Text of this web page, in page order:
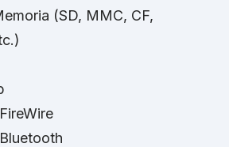
(SD, MMC, CF,